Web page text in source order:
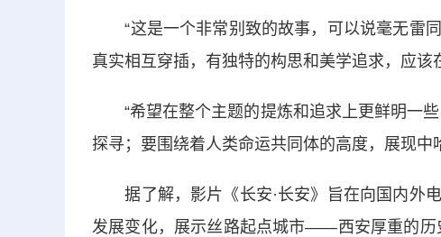
“这是一个非常别致的故事，可以说毫无雷同
真实相互穿插，有独特的构思和美学追求，应该
“希望在整个主题的提炼和追求上更鲜明一些
探寻；要围绕着人类命运共同体的高度，展现中
据了解，影片《长安·长安》旨在向国内外电
发展变化，展示丝路起点城市——西安厚重的历